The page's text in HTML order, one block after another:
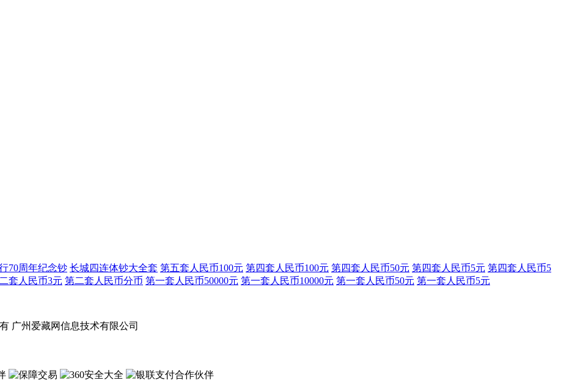
70周年纪念钞 长城四连体钞大全套 第五套人民币100元 第四套人民币100元 第四套人民币50元 第四套人民币5元 第四套人民币5
套人民币3元 第二套人民币分币 第一套人民币50000元 第一套人民币10000元 第一套人民币50元 第一套人民币5元
广州爱藏网信息技术有限公司